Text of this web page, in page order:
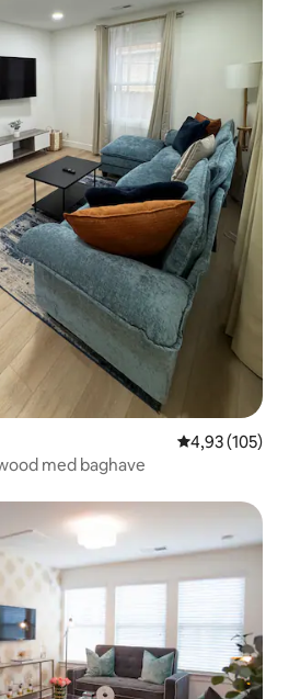
4,93 ud af 5 i
4,93 (105)
med baghave